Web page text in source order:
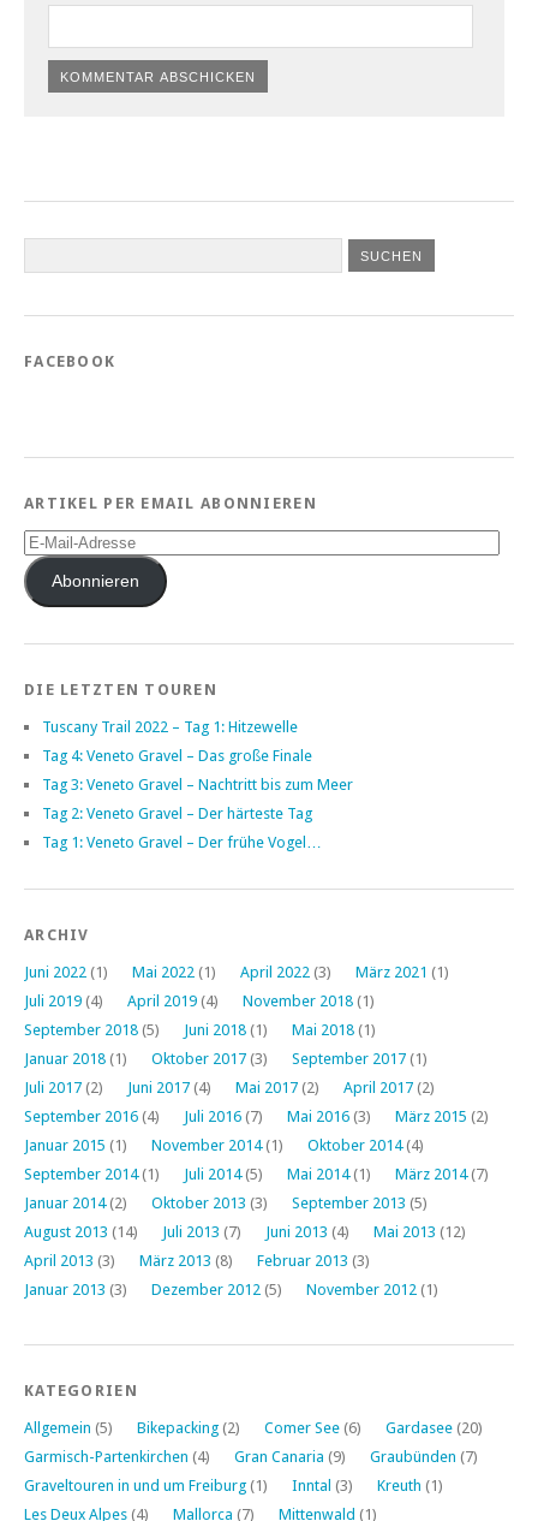
FACEBOOK
ARTIKEL PER EMAIL ABONNIEREN
E-
Mail-
AdresseAbonnieren
DIE LETZTEN TOUREN
Tuscany Trail 2022 – Tag 1: Hitzewelle
Tag 4: Veneto Gravel – Das große Finale
Tag 3: Veneto Gravel – Nachtritt bis zum Meer
Tag 2: Veneto Gravel – Der härteste Tag
Tag 1: Veneto Gravel – Der frühe Vogel…
ARCHIV
Juni 2022 (1) Mai 2022 (1) April 2022 (3) März 2021 (1)
Juli 2019 (4) April 2019 (4) November 2018 (1)
September 2018 (5) Juni 2018 (1) Mai 2018 (1)
Januar 2018 (1) Oktober 2017 (3) September 2017 (1)
Juli 2017 (2) Juni 2017 (4) Mai 2017 (2) April 2017 (2)
September 2016 (4) Juli 2016 (7) Mai 2016 (3) März 2015 (2)
Januar 2015 (1) November 2014(1) Oktober 2014(4)
September 2014(1) Juli 2014(5) Mai 2014(1) März 2014(7)
Januar 2014(2) Oktober 2013 (3) September 2013 (5)
August 2013 (14) Juli 2013 (7) Juni 2013 (4) Mai 2013 (12)
April 2013 (3) März 2013 (8) Februar 2013 (3)
Januar 2013 (3) Dezember 2012 (5) November 2012 (1)
KATEGORIEN
Allgemein (5) Bikepacking (2) Comer See (6) Gardasee (20)
Garmisch-Partenkirchen (4) Gran Canaria (9) Graubünden (7)
Graveltouren in und um Freiburg (1) Inntal (3) Kreuth (1)
Les Deux Alpes (4) Mallorca (7) Mittenwald (1)